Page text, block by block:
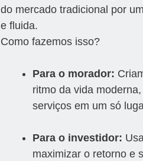
do mercado tradicional por
e fluida.
Como fazemos isso?
Para o morador:
ritmo da vida
serviços em um só
Para o investidor:
maximizar o retorno e